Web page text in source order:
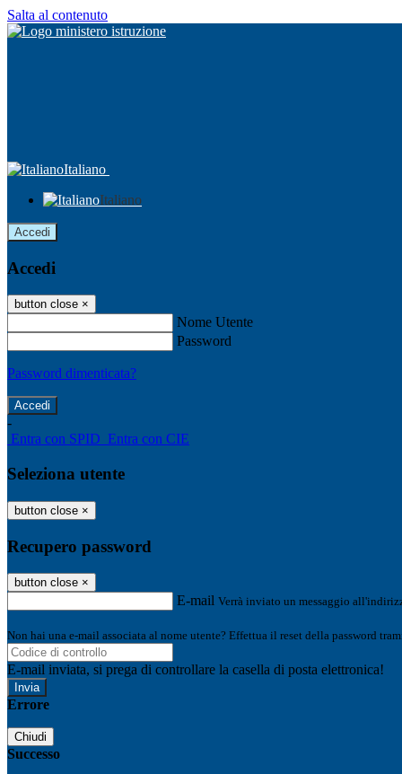
Salta al contenuto
Italiano
Italiano
Accedi
Accedi
button close ×
Nome Utente
Password
Password dimenticata?
-
Entra con SPID Entra con CIE
Seleziona utente
button close ×
Recupero password
button close ×
E-mail Verrà inviato un messaggio
Non hai una e-mail associata al nome utente? Effettua il reset della password
E-mail inviata, si prega di controllare la casella di posta elettronica!
Errore
Chiudi
Successo